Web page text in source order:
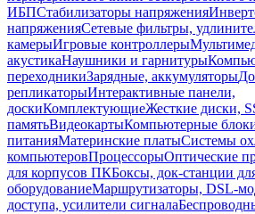
ИБПСтабилизаторы напряжения
напряженияСетевые фильтры,
камерыИгровые контроллеры
акустикаНаушники и гарнитуры
переходникиЗарядные, аккумуляторы
репликаторыИнтерактивные панели,
доскиКомплектующиеЖесткие диски,
памятьВидеокартыКомпьютерные
питанияМатеринские платыСистемы
компьютеровПроцессорыОптические
для корпусов ПКБоксы, док-станции
оборудованиеМаршрутизаторы, DSL-
доступа, усилители сигнала